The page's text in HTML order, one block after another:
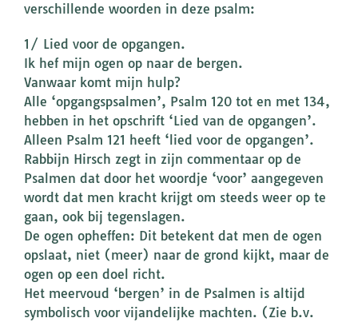
verschillende woorden in deze psalm:
1/ Lied voor de opgangen.
Ik hef mijn ogen op naar de bergen.
Vanwaar komt mijn hulp?
Alle ‘opgangspsalmen’, Psalm 120 tot en met 134,
hebben in het opschrift ‘Lied van de opgangen’.
Alleen Psalm 121 heeft ‘lied voor de opgangen’.
Rabbijn Hirsch zegt in zijn commentaar op de
Psalmen dat door het woordje ‘voor’ aangegeven
wordt dat men kracht krijgt om steeds weer op te
gaan, ook bij tegenslagen.
De ogen opheffen: Dit betekent dat men de ogen
opslaat, niet (meer) naar de grond kijkt, maar de
ogen op een doel richt.
Het meervoud ‘bergen’ in de Psalmen is altijd
symbolisch voor vijandelijke machten. (Zie b.v.